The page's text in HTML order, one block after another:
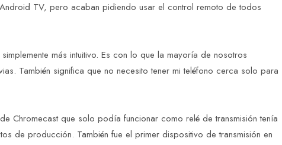
TV, pero acaban pidiendo usar el control remoto de todos
más intuitivo. Es con lo que la mayoría de nosotros
También significa que no necesito tener mi teléfono cerca solo para
Chromecast que solo podía funcionar como relé de transmisión tenía
de producción. También fue el primer dispositivo de transmisión en